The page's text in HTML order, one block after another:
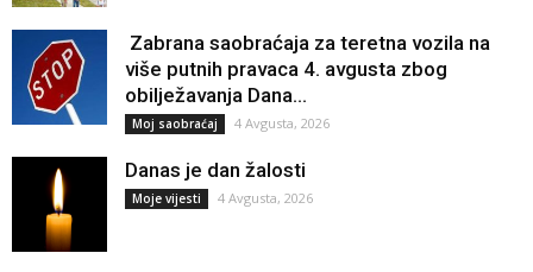
Zabrana saobraćaja za teretna vozila na
više putnih pravaca 4. avgusta zbog
obilježavanja Dana...
Moj saobraćaj 4 Avgusta, 2026
Danas je dan žalosti
Moje vijesti 4 Avgusta, 2026